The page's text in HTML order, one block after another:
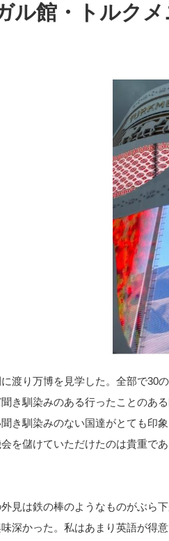
北）プログラム
ル館・トルク
渡り万博を見学した。全部で30
き馴染みのある行ったことのあ
き馴染みのない国達がとても印
を儲けていただけたのは貴重であ
見は鉄の棒のようなものがぶら
深かった。私はあまり英語が得